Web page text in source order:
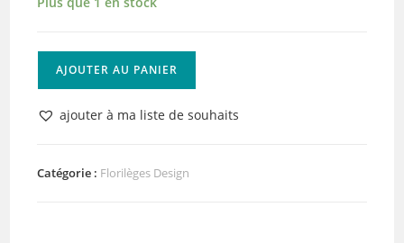
Tampon
AU
AJOUTER AU PANIER
ajouter à ma liste de souhaits
Catégorie : Florilèges Design